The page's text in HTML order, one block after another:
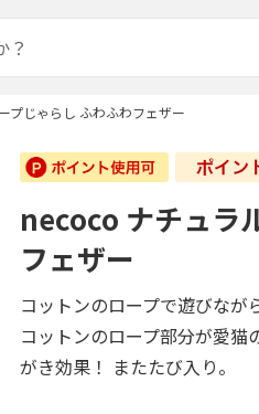
プじゃらし ふわふわフェザー
necoco ナチュラ
フェザー
コットンのロープで遊びなが
コットンのロープ部分が愛
がき効果！ またたび入り。